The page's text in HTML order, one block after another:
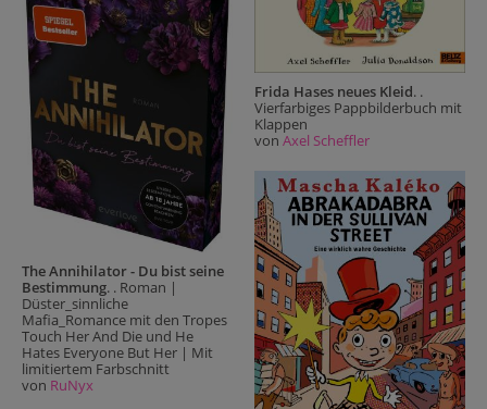
The Annihilator - Du bist seine
Bestimmung. . Roman |
Düster_sinnliche
Mafia_Romance mit den Tropes
Touch Her And Die und He
Hates Everyone But Her | Mit
limitiertem Farbschnitt
von RuNyx
Frida Hases neues Kleid. .
Vierfarbiges Pappbilderbuch mit
Klappen
von Axel Scheffler